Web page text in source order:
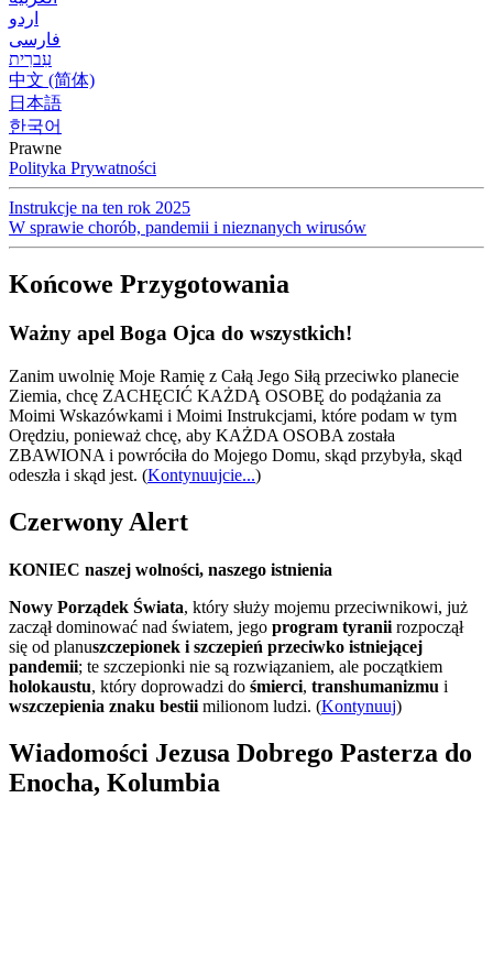
اردو
فارسی
עִברִית
中文 (简体)
日本語
한국어
Prawne
Polityka Prywatności
Instrukcje na ten rok 2025
W sprawie chorób, pandemii i nieznanych wirusów
Końcowe Przygotowania
Ważny apel Boga Ojca do wszystkich!
Zanim uwolnię Moje Ramię z Całą Jego Siłą przeciwko planecie
Ziemia, chcę ZACHĘCIĆ KAŻDĄ OSOBĘ do podążania za
Moimi Wskazówkami i Moimi Instrukcjami, które podam w tym
Orędziu, ponieważ chcę, aby KAŻDA OSOBA została
ZBAWIONA i powróciła do Mojego Domu, skąd przybyła, skąd
odeszła i skąd jest. (Kontynuujcie...)
Czerwony Alert
KONIEC naszej wolności, naszego istnienia
Nowy Porządek Świata, który służy mojemu przeciwnikowi, już
zaczął dominować nad światem, jego program tyranii rozpoczął
się od planuszczepionek i szczepień przeciwko istniejącej
pandemii; te szczepionki nie są rozwiązaniem, ale początkiem
holokaustu, który doprowadzi do śmierci, transhumanizmu i
wszczepienia znaku bestii milionom ludzi. (Kontynuuj)
Wiadomości Jezusa Dobrego Pasterza do
Enocha, Kolumbia